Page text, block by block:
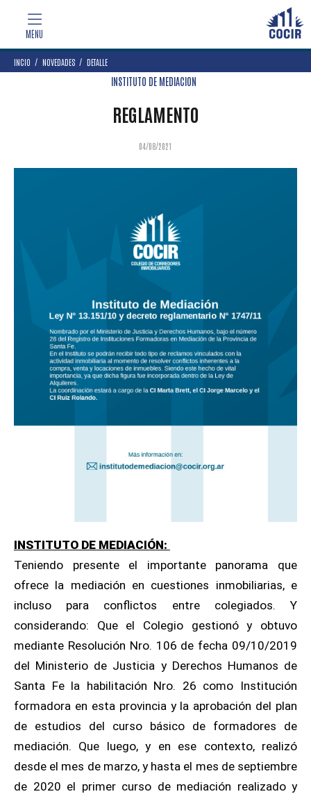
INCIO NOVEDADES DETALLE
INSTITUTO DE MEDIACION
REGLAMENTO
04/08/2021
INSTITUTO DE MEDIACIÓN:
Teniendo presente el importante panorama que
ofrece la mediación en cuestiones inmobiliarias, e
incluso para conflictos entre colegiados. Y
considerando: Que el Colegio gestionó y obtuvo
mediante Resolución Nro. 106 de fecha 09/10/2019
del Ministerio de Justicia y Derechos Humanos de
Santa Fe la habilitación Nro. 26 como Institución
formadora en esta provincia y la aprobación del plan
de estudios del curso básico de formadores de
mediación. Que luego, y en ese contexto, realizó
desde el mes de marzo, y hasta el mes de septiembre
de 2020 el primer curso de mediación realizado y